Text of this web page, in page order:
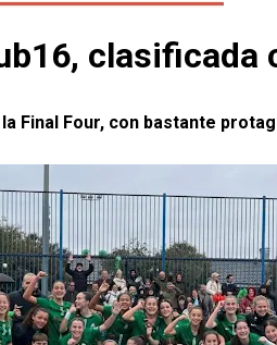
Four, con bastante